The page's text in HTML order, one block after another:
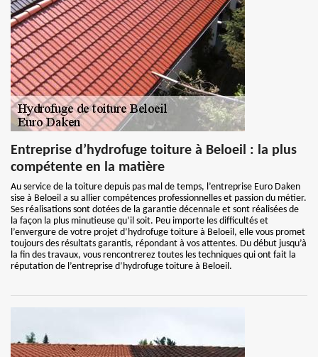
Entreprise d’hydrofuge toiture à Beloeil : la plus
compétente en la matière
Au service de la toiture depuis pas mal de temps, l’entreprise Euro Daken
sise à Beloeil a su allier compétences professionnelles et passion du métier.
Ses réalisations sont dotées de la garantie décennale et sont réalisées de
la façon la plus minutieuse qu’il soit. Peu importe les difficultés et
l’envergure de votre projet d’hydrofuge toiture à Beloeil, elle vous promet
toujours des résultats garantis, répondant à vos attentes. Du début jusqu’à
la fin des travaux, vous rencontrerez toutes les techniques qui ont fait la
réputation de l’entreprise d’hydrofuge toiture à Beloeil.